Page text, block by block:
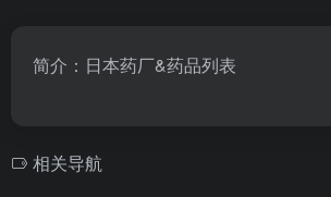
简介：日本药厂&药品列表
相关导航